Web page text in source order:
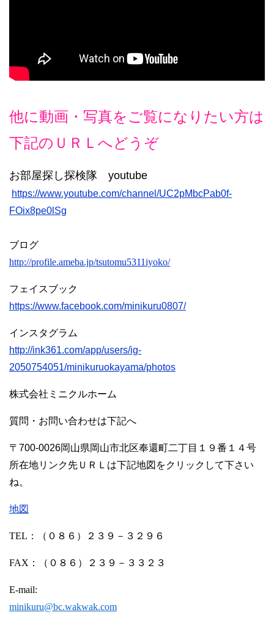
他に動画・写真をご覧になりたい方は
下記のＵＲＬへどうぞ
お部屋探し探検隊 youtube
https://www.youtube.com/channel/UC2pMbcPab0f-
FOix8pe0lSg
ブログ
http://profile.ameba.jp/tsutomu5311iyoko/
フェイスブック
https://www.facebook.com/minikuru0807/
インスタグラム
http://ink361.com/app/users/ig-
2050754051/minikuruokayama/photos
株式会社ミニクルホーム
質問・お問い合わせは下記へ
〒700-0026岡山県岡山市北区奉還町二丁目１９番１４号
所在地リンク先ＵＲＬは下記地図をクリックして下さい
ね。
地図
TEL ：（０８６）２３９－３２９６
FAX ：（０８６）２３９－３３２３
E-mail:
minikuru@bc.wakwak.com